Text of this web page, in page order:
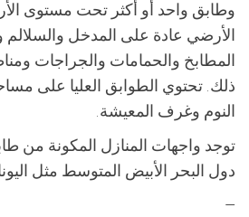
وطابق واحد أو أكثر تحت مستوى
الأرضي عادة على المدخل
المطابخ والحمامات والجراجات
ذلك. تحتوي الطوابق العليا على
النوم وغرف المعيشة.
توجد واجهات المنازل المكونة من
دول البحر الأبيض المتوسط مثل
—